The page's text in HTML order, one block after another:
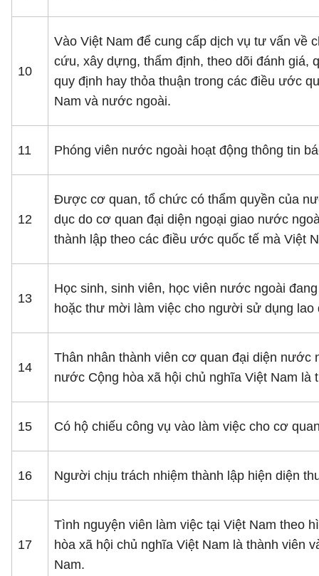
10
Vào Việt Nam để cung cấp dịch vụ tư vấn về
cứu, xây dựng, thẩm định, theo dõi đánh
quy định hay thỏa thuận trong các điều ước
Nam và nước ngoài.
11 Phóng viên nước ngoài hoạt động thông tin
12
Được cơ quan, tổ chức có thẩm quyền của
dục do cơ quan đại diện ngoại giao nước
thành lập theo các điều ước quốc tế mà Việt
13
Học sinh, sinh viên, học viên nước ngoài
hoặc thư mời làm việc cho người sử dụng
14
Thân nhân thành viên cơ quan đại diện nước
nước Cộng hòa xã hội chủ nghĩa Việt Nam là
15 Có hộ chiếu công vụ vào làm việc cho cơ
16 Người chịu trách nhiệm thành lập hiện diện
17
Tình nguyện viên làm việc tại Việt Nam theo
hòa xã hội chủ nghĩa Việt Nam là thành viên
Nam.